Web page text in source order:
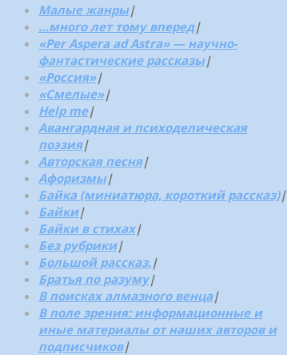
Малые жанры|
…много лет тому вперед|
«Per Aspera ad Astra» — научно-
фантастические рассказы|
«Россия»|
«Смелые»|
Help me|
Авангардная и психоделическая
поэзия|
Авторская песня|
Афоризмы|
Байка (миниатюра, короткий рассказ)|
Байки|
Байки в стихах|
Без рубрики|
Большой рассказ.|
Братья по разуму|
В поисках алмазного венца|
В поле зрения: информационные и
иные материалы от наших авторов и
подписчиков|